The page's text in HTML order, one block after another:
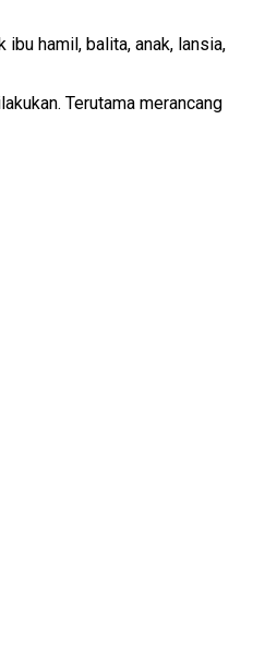
hamil, balita, anak, lansia,
Terutama merancang